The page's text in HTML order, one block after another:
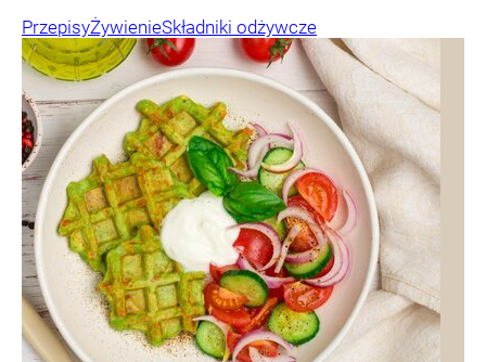
PrzepisyŻywienieSkładniki odżywcze